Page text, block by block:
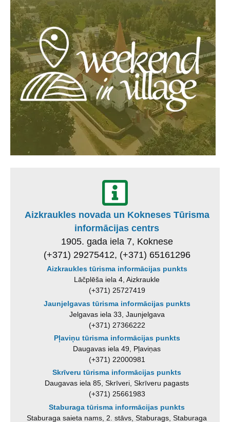
Aizkraukles novada un Kokneses Tūrisma
informācijas centrs
1905. gada iela 7, Koknese
(+371) 29275412, (+371) 65161296
Aizkraukles tūrisma informācijas punkts
Lāčplēša iela 4, Aizkraukle
(+371) 25727419
Jaunjelgavas tūrisma informācijas punkts
Jelgavas iela 33, Jaunjelgava
(+371) 27366222
Pļaviņu tūrisma informācijas punkts
Daugavas iela 49, Pļaviņas
(+371) 22000981
Skrīveru tūrisma informācijas punkts
Daugavas iela 85, Skrīveri, Skrīveru pagasts
(+371) 25661983
Staburaga tūrisma informācijas punkts
Staburaga saieta nams, 2. stāvs, Staburags, Staburaga